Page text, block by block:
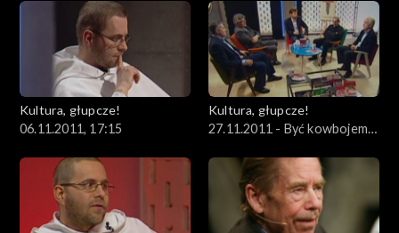
Wałęsie
Kultura, głupcze!
06.11.2011, 17:15
Kultura, głupcze!
27.11.2011 - Być kowbojem